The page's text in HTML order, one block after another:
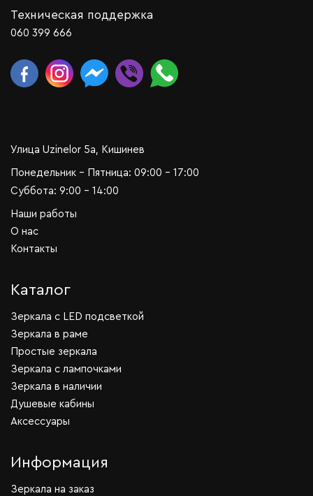
Техническая поддержка
060 399 666
Улица Uzinelor 5a, Кишинев
Понедельник - Пятница: 09:00 - 17:00
Суббота: 9:00 - 14:00
Наши работы
О нас
Контакты
Каталог
Зеркала c LED подсветкой
Зеркала в раме
Простые зеркала
Зеркала с лампочками
Зеркала в наличии
Душевые кабины
Аксессуары
Информация
Зеркала на заказ